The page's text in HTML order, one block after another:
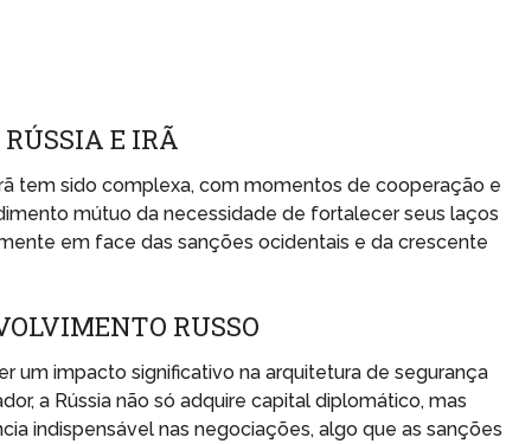
RÚSSIA E IRÃ
tem sido complexa, com momentos de cooperação e
mútuo da necessidade de fortalecer seus laços
em face das sanções ocidentais e da crescente
RUSSO
um impacto significativo na arquitetura de segurança
a Rússia não só adquire capital diplomático, mas
indispensável nas negociações, algo que as